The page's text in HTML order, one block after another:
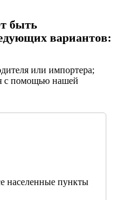
быть
вариантов:
или импортера;
с помощью нашей
населенные пункты